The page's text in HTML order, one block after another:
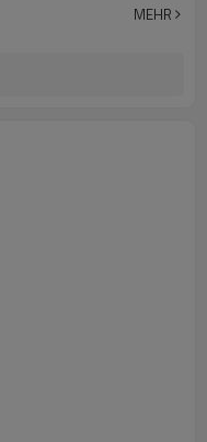
680X310X650mm
MEHR